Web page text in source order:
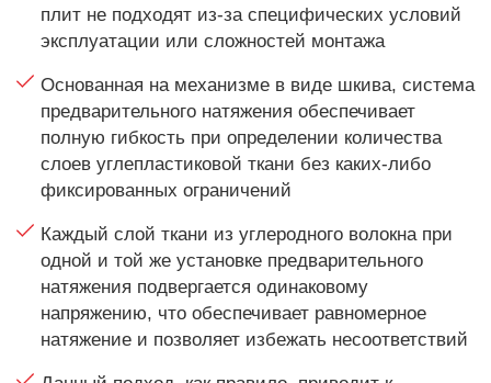
плит не подходят из-за специфических условий
эксплуатации или сложностей монтажа
Основанная на механизме в виде шкива, система
предварительного натяжения обеспечивает
полную гибкость при определении количества
слоев углепластиковой ткани без каких-либо
фиксированных ограничений
Каждый слой ткани из углеродного волокна при
одной и той же установке предварительного
натяжения подвергается одинаковому
напряжению, что обеспечивает равномерное
натяжение и позволяет избежать несоответствий